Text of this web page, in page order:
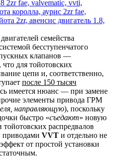
семейства
бесступенчатого
клапанов —
для тойотовских
цепи и, соответственно,
после 150 тысяч
имеется нюанс — при замене
элементы привода ГРМ
направляющую), поскольку
быстро «съедают» новую
распредвалов
VVT и отдельно не
от простой установки